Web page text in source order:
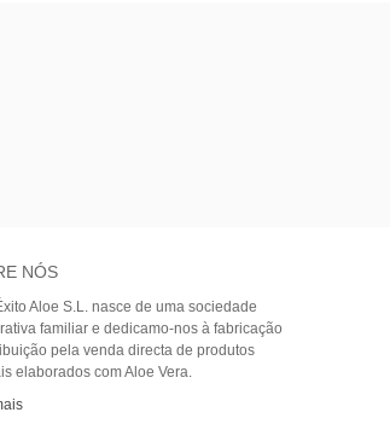
NÓS
Aloe S.L. nasce de uma sociedade
familiar e dedicamo-nos à fabricação
pela venda directa de produtos
elaborados com Aloe Vera.